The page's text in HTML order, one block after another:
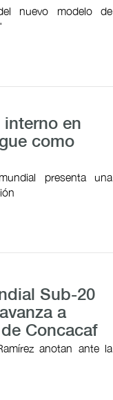
nuevo modelo de
en
como
presenta una
Sub-20
a
Concacaf
anotan ante la